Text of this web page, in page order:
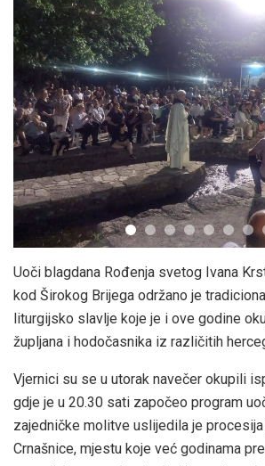
Uoči blagdana Rođenja svetog Ivana
kod Širokog Brijega održano je
liturgijsko slavlje koje je i ove godine
župljana i hodočasnika iz različitih
Vjernici su se u utorak navečer okupili
gdje je u 20.30 sati započeo program
zajedničke molitve uslijedila je
Crnašnice, mjestu koje već godinama